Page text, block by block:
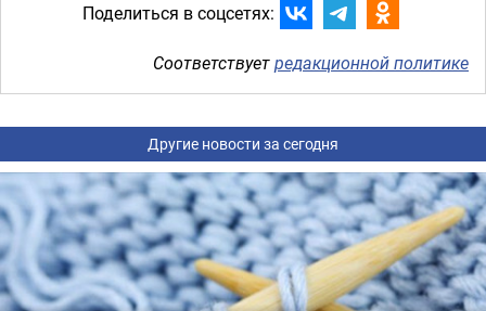
Поделиться в соцсетях:
Соответствуетредакционной политике
Другие новости за сегодня